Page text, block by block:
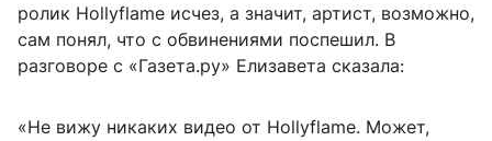
ролик Hollyflame исчез, а значит, артист, возможно,
сам понял, что с обвинениями поспешил. В
разговоре с «Газета.ру» Елизавета сказала:
«Не вижу никаких видео от Hollyflame. Может,